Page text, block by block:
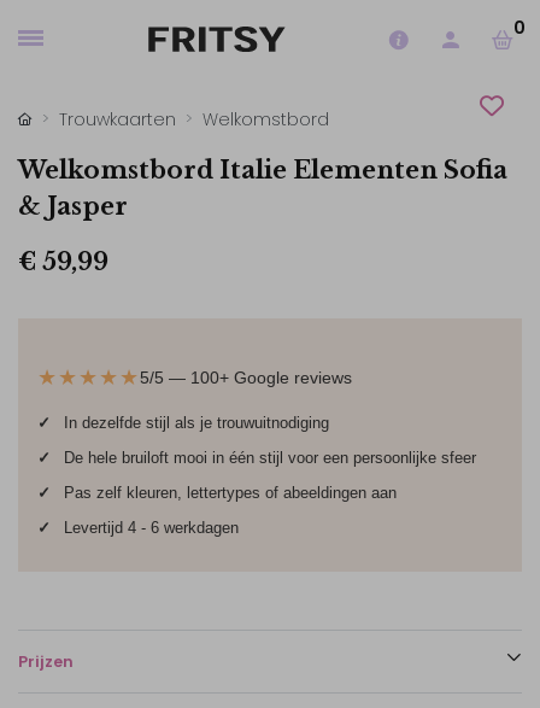
0
Trouwkaarten Welkomstbord
Welkomstbord Italie Elementen Sofia
& Jasper
€ 59,99
★★★★★5/5 — 100+ Google reviews
✓
In dezelfde stijl als je trouwuitnodiging
✓
De hele bruiloft mooi in één stijl voor een persoonlijke sfeer
✓
Pas zelf kleuren, lettertypes of abeeldingen aan
✓
Levertijd 4 - 6 werkdagen
Prijzen